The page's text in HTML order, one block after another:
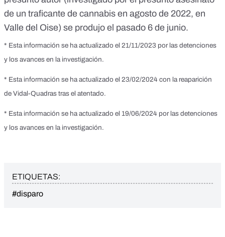
de un traficante de cannabis en agosto de 2022, en
Valle del Oise) se produjo el pasado 6 de junio.
* Esta información se ha actualizado el 21/11/2023 por las detenciones
y los avances en la investigación.
* Esta información se ha actualizado el 23/02/2024 con la reaparición
de Vidal-Quadras tras el atentado.
* Esta información se ha actualizado el 19/06/2024 por las detenciones
y los avances en la investigación.
ETIQUETAS:
#disparo